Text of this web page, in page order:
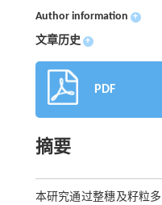
Author information +
文章历史 +
PDF
摘要
本研究通过整穗及籽粒